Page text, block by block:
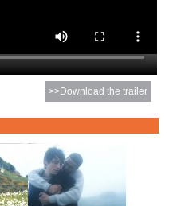
>>Download the trailer